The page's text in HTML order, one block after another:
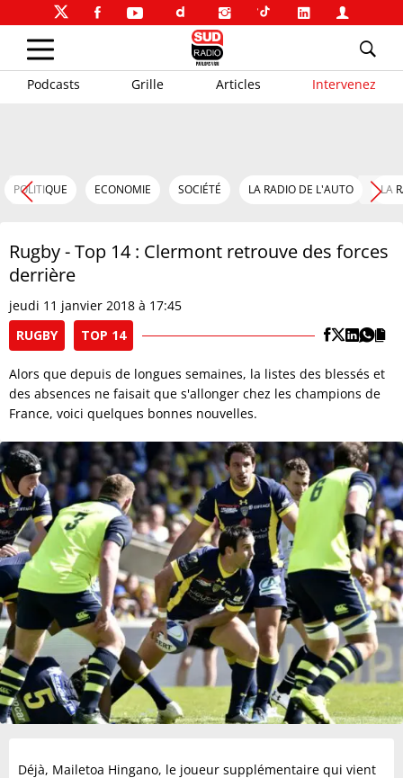
Podcasts Grille Articles Intervenez
POLITIQUE ECONOMIE SOCIÉTÉ LA RADIO DE L'AUTO LA
Rugby - Top 14 : Clermont retrouve des forces
derrière
jeudi 11 janvier 2018 à 17:45
RUGBY
TOP 14
Alors que depuis de longues semaines, la listes des blessés et
des absences ne faisait que s'allonger chez les champions de
France, voici quelques bonnes nouvelles.
Déjà, Mailetoa Hingano, le joueur supplémentaire qui vient